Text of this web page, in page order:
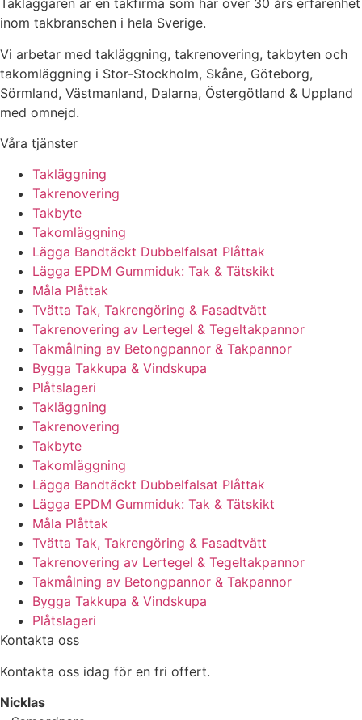
Takläggaren är en takfirma som har över 30 års erfarenhet
inom takbranschen i hela Sverige.
Vi arbetar med takläggning, takrenovering, takbyten och
takomläggning i Stor-Stockholm, Skåne, Göteborg,
Sörmland, Västmanland, Dalarna, Östergötland & Uppland
med omnejd.
Våra tjänster
Takläggning
Takrenovering
Takbyte
Takomläggning
Lägga Bandtäckt Dubbelfalsat Plåttak
Lägga EPDM Gummiduk: Tak & Tätskikt
Måla Plåttak
Tvätta Tak, Takrengöring & Fasadtvätt
Takrenovering av Lertegel & Tegeltakpannor
Takmålning av Betongpannor & Takpannor
Bygga Takkupa & Vindskupa
Plåtslageri
Takläggning
Takrenovering
Takbyte
Takomläggning
Lägga Bandtäckt Dubbelfalsat Plåttak
Lägga EPDM Gummiduk: Tak & Tätskikt
Måla Plåttak
Tvätta Tak, Takrengöring & Fasadtvätt
Takrenovering av Lertegel & Tegeltakpannor
Takmålning av Betongpannor & Takpannor
Bygga Takkupa & Vindskupa
Plåtslageri
Kontakta oss
Kontakta oss idag för en fri offert.
Nicklas